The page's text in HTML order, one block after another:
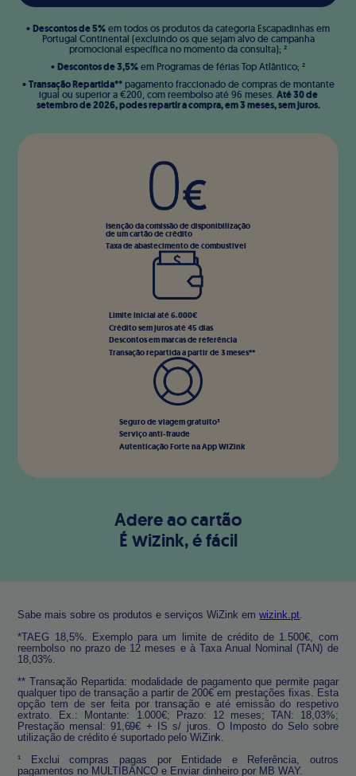
• Descontos de 5% em todos os produtos da categoria Escapadinhas em
Portugal Continental (excluindo os quesejam alvo de campanha
promocional específica no momento da consulta); ²
• Descontos de 3,5% em Programas de férias Top Atlântico; ²
• Transação Repartida**pagamento fraccionado de compras de montante
igual ou superior a €200, com reembolso até 96 meses. Até 30 de
setembro de 2026, podes repartir a compra, em 3 meses, sem juros.
Isenção da comissão de disponibilização
de um cartão de crédito
Taxa de abastecimento de combustível
Limite inicial até 6.000€
Crédito sem juros até 45 dias
Descontos em marcas de referência
Transação repartida a partir de 3 meses**
Seguro de viagem gratuito³
Serviço anti-fraude
Autenticação Forte na App WiZink
Adere ao cartão
É æiΩink, é fácil
Sabe mais sobre os produtos e serviços WiZink emwizink.pt.
*TAEG 18,5%. Exemplo para um limite de crédito de 1.500€, com
reembolso no prazo de 12 meses e à Taxa Anual Nominal (TAN) de
18,03%.
** Transação Repartida: modalidade de pagamento que permite pagar
qualquer tipo de transação a partir de 200€ em prestações fixas. Esta
opção tem de ser feita por transação e até emissão do respetivo
extrato. Ex.: Montante: 1.000€; Prazo: 12 meses; TAN: 18,03%;
Prestação mensal: 91,69€ + IS s/ juros. O Imposto do Selo sobre
utilização de crédito é suportado pelo WiZink.
¹ Exclui compras pagas por Entidade e Referência, outros
pagamentos no MULTIBANCO e Enviar dinheiro por MB WAY.